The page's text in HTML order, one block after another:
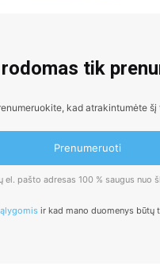
tik
kad atrakintumėte šį
Prenumeruoti
el. pašto adresas 100 % saugus nuo
ir kad mano duomenys būtų